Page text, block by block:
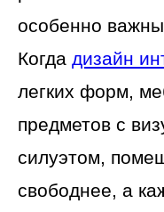
особенно
Когда дизайн
легких форм,
предметов с
силуэтом,
свободнее, а